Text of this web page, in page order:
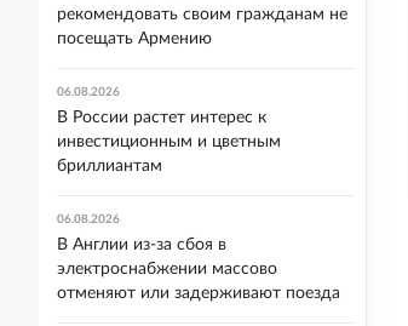
рекомендовать своим гражданам не
посещать Армению
06.08.2026
В России растет интерес к
инвестиционным и цветным
бриллиантам
06.08.2026
В Англии из-за сбоя в
электроснабжении массово
отменяют или задерживают поезда